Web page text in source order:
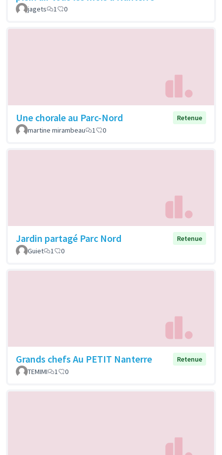
jagets 1 0
Une chorale au Parc-Nord
Retenue
martine mirambeau
1 0
Jardin partagé Parc Nord
Retenue
Guiet
1 0
Grands chefs Au PETIT Nanterre
Retenue
TEMIMI
1 0